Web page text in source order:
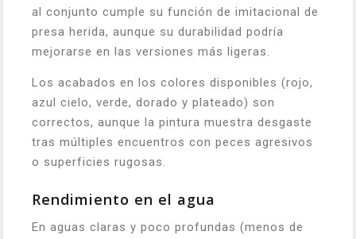
al conjunto cumple su función de imitacional de
presa herida, aunque su durabilidad podría
mejorarse en las versiones más ligeras.
Los acabados en los colores disponibles (rojo,
azul cielo, verde, dorado y plateado) son
correctos, aunque la pintura muestra desgaste
tras múltiples encuentros con peces agresivos
o superficies rugosas.
Rendimiento en el agua
En aguas claras y poco profundas (menos de